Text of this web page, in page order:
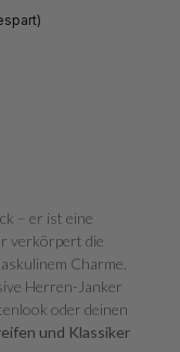
– er ist eine
verkörpert die
Charme.
Herren-Janker
oder deinen
und Klassiker